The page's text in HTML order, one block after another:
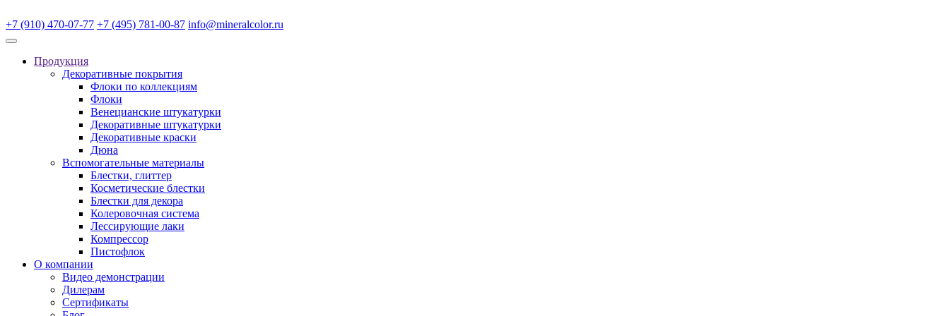
+7 (910) 470-07-77 +7 (495) 781-00-87 info@mineralcolor.ru
Продукция
Декоративные покрытия
Флоки по коллекциям
Флоки
Венецианские штукатурки
Декоративные штукатурки
Декоративные краски
Дюна
Вспомогательные материалы
Блестки, глиттер
Косметические блестки
Блестки для декора
Колеровочная система
Лессирующие лаки
Компрессор
Пистофлок
О компании
Видео демонстрации
Дилерам
Сертификаты